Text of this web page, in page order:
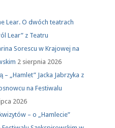
Lear. O dwóch teatrach
Lear” z Teatru
Sorescu w Krajowej na
2 sierpnia 2026
– „Hamlet” Jacka Jabrzyka z
na Festiwalu
2026
– o „Hamlecie”